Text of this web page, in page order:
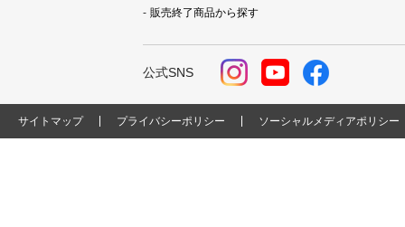
販売終了商品から探す
公式SNS
サイトマップ プライバシーポリシー ソーシャルメディアポリシー